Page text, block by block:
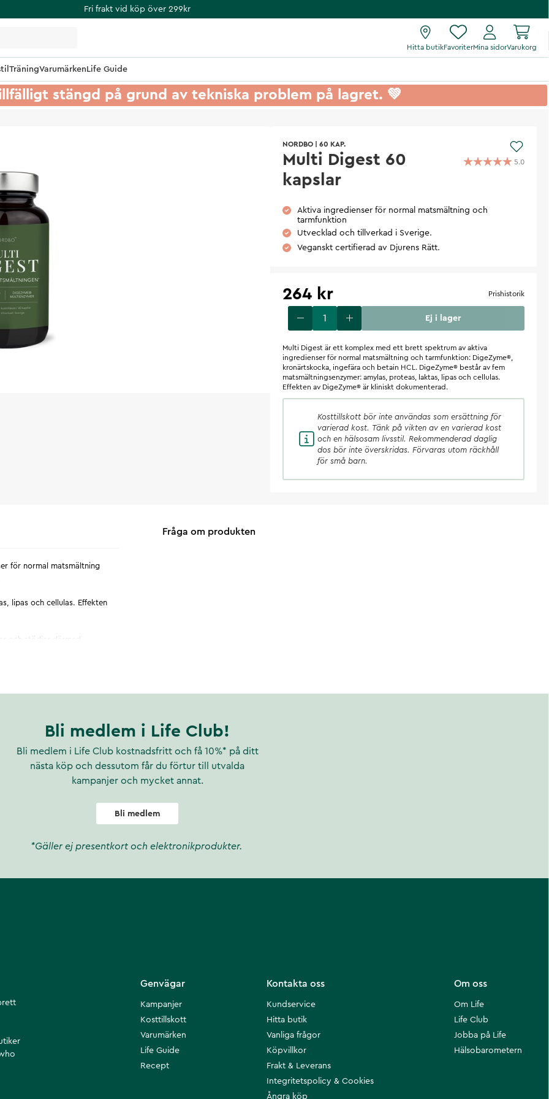
Fri frakt vid köp över 299kr
Hitta butikFavoriterMina sidorVarukorg
TräningVarumärkenLife Guide
stängd på grund av tekniska problem på lagret. 💚
NORDBO 60 KAP.
Multi Digest 60
kapslar
5.0
Aktiva ingredienser för normal matsmältning och
tarmfunktion
Utvecklad och tillverkad i Sverige.
Veganskt certifierad av Djurens Rätt.
264 kr Prishistorik
Ej i lager
Multi Digest är ett komplex med ett brett spektrum av aktiva
ingredienser för normal matsmältning och tarmfunktion: DigeZyme®,
kronärtskocka, ingefära och betain HCL. DigeZyme® består av fem
matsmältningsenzymer: amylas, proteas, laktas, lipas och cellulas.
Effekten av DigeZyme® är kliniskt dokumenterad.
Kosttillskott bör inte användas som ersättning för
varierad kost. Tänk på vikten av en varierad kost
och en hälsosam livsstil. Rekommenderad daglig
dos bör inte överskridas. Förvaras utom räckhåll
för små barn.
för normal matsmältning
lipas och cellulas. Effekten
och stödjer därmed
Fråga om produkten
Bli medlem i Life Club!
Bli medlem i Life Club kostnadsfritt och få 10%* på ditt
nästa köp och dessutom får du förtur till utvalda
kampanjer och mycket annat.
Bli medlem
*Gäller ej presentkort och elektronikprodukter.
Om oss
Om Life
Life Club
Jobba på Life
Hälsobarometern
Kontakta oss
Kundservice
Hitta butik
Vanliga frågor
Köpvillkor
Frakt & Leverans
Integritetspolicy & Cookies
Ångra köp
Genvägar
Kampanjer
Kosttillskott
Varumärken
Life Guide
Recept